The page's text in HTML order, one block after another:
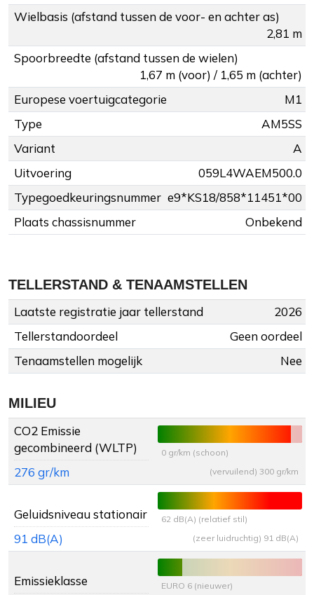
Wielbasis (afstand tussen de voor- en achter as)
2,81 m
Spoorbreedte (afstand tussen de wielen)
1,67 m (voor) / 1,65 m (achter)
Europese voertuigcategorie
M1
Type
AM5SS
Variant
A
Uitvoering
059L4WAEM500.0
Typegoedkeuringsnummer e9*KS18/858*11451*00
Plaats chassisnummer
Onbekend
TELLERSTAND & TENAAMSTELLEN
Laatste registratie jaar tellerstand
2026
Tellerstandoordeel
Geen oordeel
Tenaamstellen mogelijk
Nee
MILIEU
CO2 Emissie
gecombineerd (WLTP)
276 gr/km
0 gr/km (schoon)
(vervuilend) 300 gr/km
Geluidsniveau stationair
91 dB(A)
62 dB(A) (relatief stil)
(zeer luidruchtig) 91 dB(A)
Emissieklasse
EURO 6 (nieuwer)